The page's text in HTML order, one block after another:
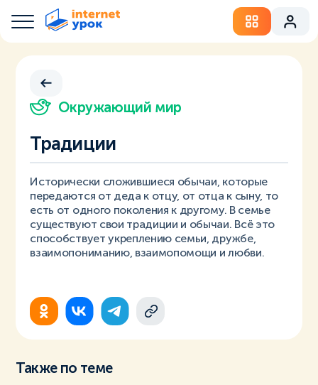
Окружающий мир
Традиции
Исторически сложившиеся обычаи, которые
передаются от деда к отцу, от отца к сыну, то
есть от одного поколения к другому. В семье
существуют свои традиции и обычаи. Всё это
способствует укреплению семьи, дружбе,
взаимопониманию, взаимопомощи и любви.
Также по теме